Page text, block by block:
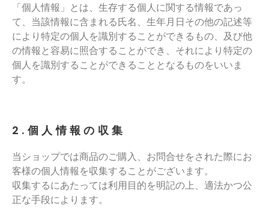
「個人情報」とは、生存する個人に関する情報であっ
て、当該情報に含まれる氏名、生年月日その他の記述等
により特定の個人を識別することができるもの、及び他
の情報と容易に照合することができ、それにより特定の
個人を識別することができることとなるものをいいま
す。
2.個人情報の収集
当ショップでは商品のご購入、お問合せをされた際にお
客様の個人情報を収集することがございます。
収集するにあたっては利用目的を明記の上、適法かつ公
正な手段によります。